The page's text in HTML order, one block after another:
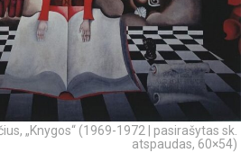
„Knygos“ (1969-1972 | pasirašytas sk.
atspaudas, 60×54)